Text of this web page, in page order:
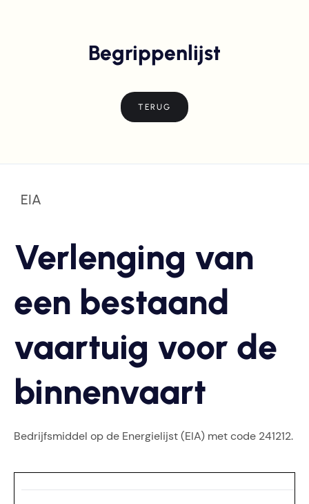
Begrippenlijst
TERUG
EIA
Verlenging van
een bestaand
vaartuig voor de
binnenvaart
Bedrijfsmiddel op de Energielijst (EIA) met code 241212.